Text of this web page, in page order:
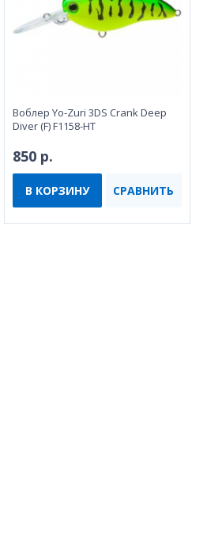
Воблeр Yo-Zuri 3DS Crank Deep
Diver (F) F1158-HT
850 р.
В КОРЗИНУ СРАВНИТЬ